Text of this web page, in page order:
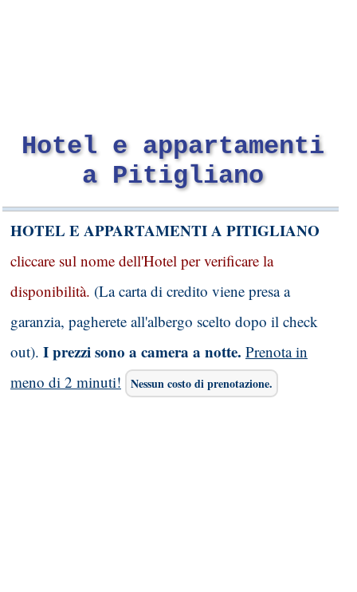
Hotel e appartamenti
a Pitigliano
HOTEL E APPARTAMENTI A PITIGLIANO
cliccare sul nome dell'Hotel per verificare la
disponibilità. (La carta di credito viene presa a
garanzia, pagherete all'albergo scelto dopo il check
out). I prezzi sono a camera a notte. Prenota in
meno di 2 minuti!
Nessun costo di prenotazione.